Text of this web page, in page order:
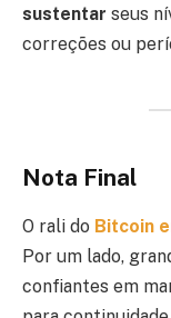
sustentar seus
correções ou
Nota Final
O rali do Bitcoin
Por um lado,
confiantes em